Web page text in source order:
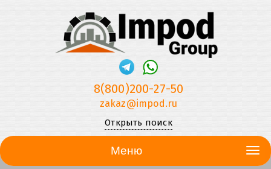
8(800)200-27-50
zakaz@impod.ru
Открыть поиск
Меню